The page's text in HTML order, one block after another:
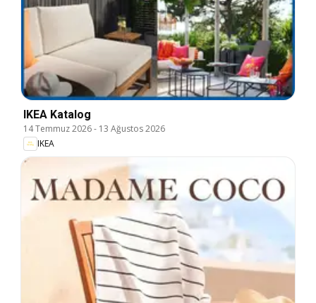
IKEA Katalog
14 Temmuz 2026- 13 Ağustos 2026
IKEA